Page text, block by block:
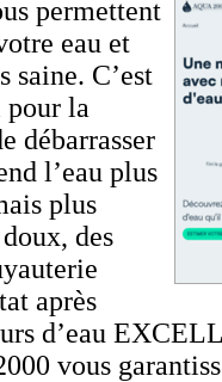
permettent
eau et
saine. C’est
pour la
débarrasser
l’eau plus
plus
des
après
d’eau
vous